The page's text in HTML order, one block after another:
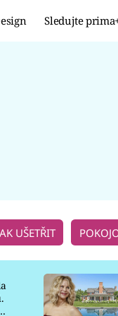
Sledujte
UŠETŘIT